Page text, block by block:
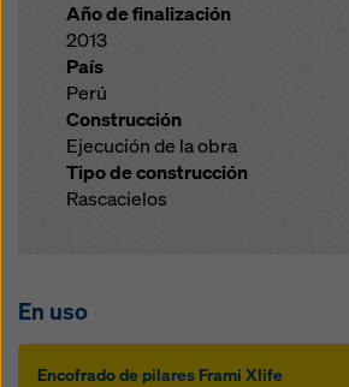
Año de finalización
2013
País
Perú
Construcción
Ejecución de la obra
Tipo de construcción
Rascacielos
En uso
Encofrado de pilares Frami Xlife